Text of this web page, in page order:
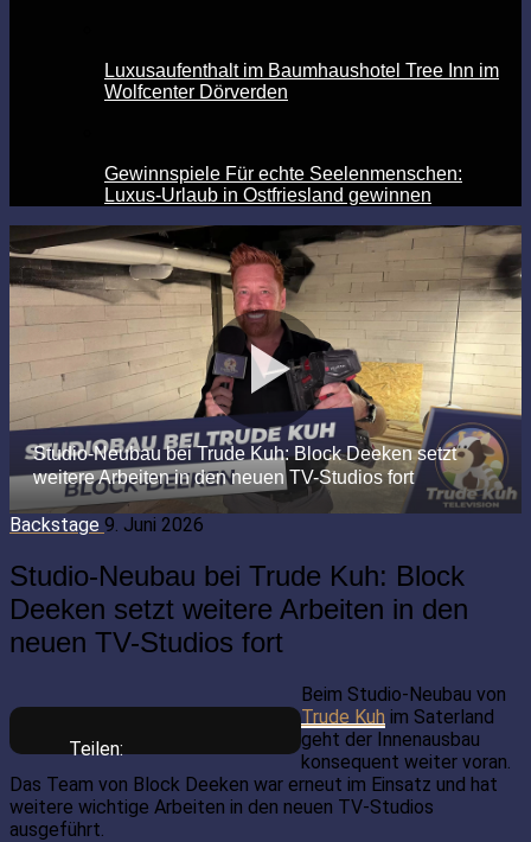
Luxusaufenthalt im Baumhaushotel Tree Inn im
Wolfcenter Dörverden
Gewinnspiele Für echte Seelenmenschen:
Luxus-Urlaub in Ostfriesland gewinnen
Backstage 9. Juni 2026
Studio-Neubau bei Trude Kuh: Block
Deeken setzt weitere Arbeiten in den
neuen TV-Studios fort
Teilen:
Beim Studio-Neubau von
Trude Kuh im Saterland
geht der Innenausbau
konsequent weiter voran.
Das Team von Block Deeken war erneut im Einsatz und hat
weitere wichtige Arbeiten in den neuen TV-Studios
ausgeführt.